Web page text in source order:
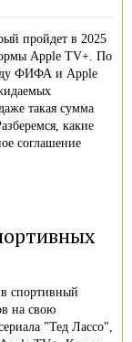
пройдет в 2025
Apple TV+. По
ФИФА и Apple
такая сумма
какие
соглашение
спортивный
на свою
"Тед Лассо",